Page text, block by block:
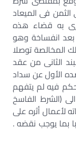
فى الميعاد
به قضاء هذه
انفساخة وهو
المخالصة توصلا
الثانى من عقد
الأول عن سداد
فيه لم يتفهم
(الشرط الفاسخ
لأعمال أثره على
بما يوجب نقضه .